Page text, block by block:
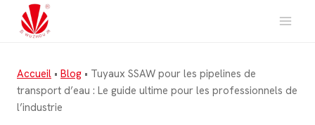
contenu
Accueil • Blog • Tuyaux SSAW pour les pipelines de
transport d’eau : Le guide ultime pour les professionnels de
l’industrie